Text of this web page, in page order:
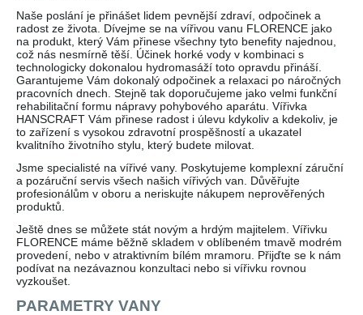
Naše poslání je přinášet lidem pevnější zdraví, odpočinek a
radost ze života. Dívejme se na vířivou vanu FLORENCE jako
na produkt, který Vám přinese všechny tyto benefity najednou,
což nás nesmírně těší. Účinek horké vody v kombinaci s
technologicky dokonalou hydromasáží toto opravdu přináší.
Garantujeme Vám dokonalý odpočinek a relaxaci po náročných
pracovních dnech. Stejně tak doporučujeme jako velmi funkční
rehabilitační formu nápravy pohybového aparátu. Vířivka
HANSCRAFT Vám přinese radost i úlevu kdykoliv a kdekoliv, je
to zařízení s vysokou zdravotní prospěšností a ukazatel
kvalitního životního stylu, který budete milovat.
Jsme specialisté na vířivé vany. Poskytujeme komplexní záruční
a pozáruční servis všech našich vířivých van. Důvěřujte
profesionálům v oboru a neriskujte nákupem neprověřených
produktů.
Ještě dnes se můžete stát novým a hrdým majitelem. Vířivku
FLORENCE máme běžně skladem v oblíbeném tmavě modrém
provedení, nebo v atraktivním bílém mramoru. Přijďte se k nám
podívat na nezávaznou konzultaci nebo si vířivku rovnou
vyzkoušet.
PARAMETRY VANY